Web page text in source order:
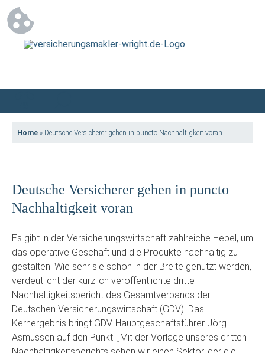
Home » Deutsche Versicherer gehen in puncto Nachhaltigkeit voran
Deutsche Versicherer gehen in puncto
Nachhaltigkeit voran
Es gibt in der Versicherungswirtschaft zahlreiche Hebel, um
das operative Geschäft und die Produkte nachhaltig zu
gestalten. Wie sehr sie schon in der Breite genutzt werden,
verdeutlicht der kürzlich veröffentlichte dritte
Nachhaltigkeitsbericht des Gesamtverbands der
Deutschen Versicherungswirtschaft (GDV). Das
Kernergebnis bringt GDV-Hauptgeschäftsführer Jörg
Asmussen auf den Punkt: „Mit der Vorlage unseres dritten